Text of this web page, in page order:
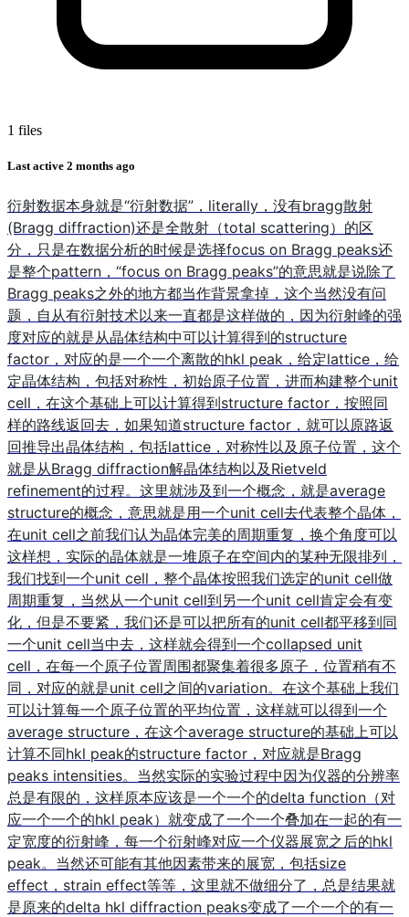
1 files
Last active 2 months ago
衍射数据本身就是“衍射数据”，literally，没有bragg散射
(Bragg diffraction)还是全散射（total scattering）的区
分，只是在数据分析的时候是选择focus on Bragg peaks还
是整个pattern，“focus on Bragg peaks”的意思就是说除了
Bragg peaks之外的地方都当作背景拿掉，这个当然没有问
题，自从有衍射技术以来一直都是这样做的，因为衍射峰的强
度对应的就是从晶体结构中可以计算得到的structure
factor，对应的是一个一个离散的hkl peak，给定lattice，给
定晶体结构，包括对称性，初始原子位置，进而构建整个unit
cell，在这个基础上可以计算得到structure factor，按照同
样的路线返回去，如果知道structure factor，就可以原路返
回推导出晶体结构，包括lattice，对称性以及原子位置，这个
就是从Bragg diffraction解晶体结构以及Rietveld
refinement的过程。这里就涉及到一个概念，就是average
structure的概念，意思就是用一个unit cell去代表整个晶体，
在unit cell之前我们认为晶体完美的周期重复，换个角度可以
这样想，实际的晶体就是一堆原子在空间内的某种无限排列，
我们找到一个unit cell，整个晶体按照我们选定的unit cell做
周期重复，当然从一个unit cell到另一个unit cell肯定会有变
化，但是不要紧，我们还是可以把所有的unit cell都平移到同
一个unit cell当中去，这样就会得到一个collapsed unit
cell，在每一个原子位置周围都聚集着很多原子，位置稍有不
同，对应的就是unit cell之间的variation。在这个基础上我们
可以计算每一个原子位置的平均位置，这样就可以得到一个
average structure，在这个average structure的基础上可以
计算不同hkl peak的structure factor，对应就是Bragg
peaks intensities。当然实际的实验过程中因为仪器的分辨率
总是有限的，这样原本应该是一个一个的delta function（对
应一个一个的hkl peak）就变成了一个一个叠加在一起的有一
定宽度的衍射峰，每一个衍射峰对应一个仪器展宽之后的hkl
peak。当然还可能有其他因素带来的展宽，包括size
effect，strain effect等等，这里就不做细分了，总是结果就
是原来的delta hkl diffraction peaks变成了一个一个的有一